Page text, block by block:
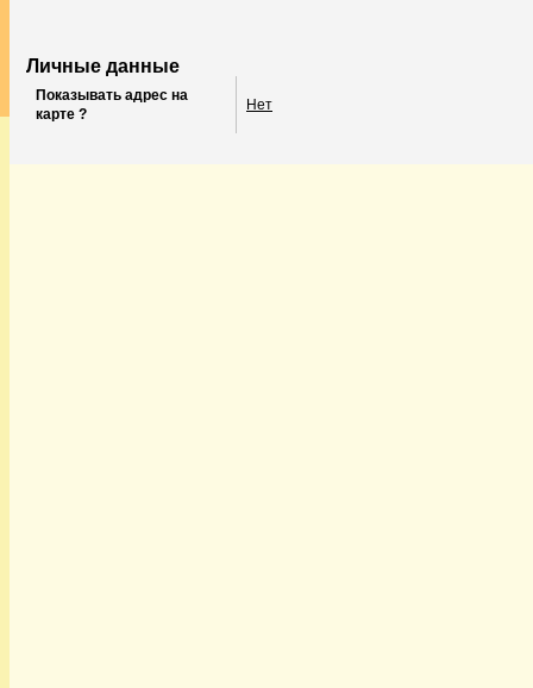
Личные данные
Показывать адрес на
карте ?
Нет